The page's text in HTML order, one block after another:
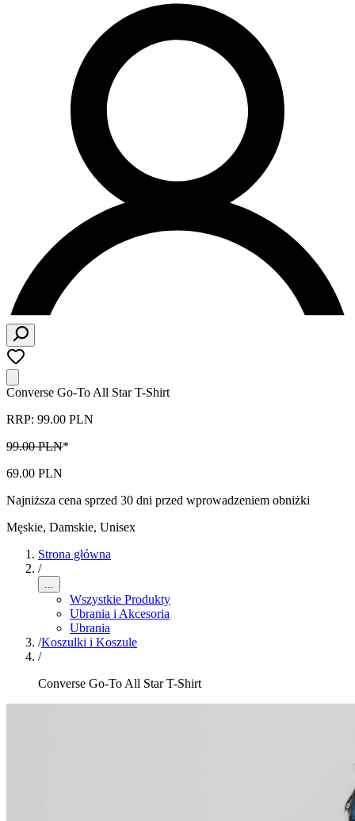
Converse Go-To All Star T-Shirt
RRP: 99.00 PLN
99.00 PLN*
69.00 PLN
Najniższa cena sprzed 30 dni przed wprowadzeniem obniżki
Męskie, Damskie, Unisex
Strona główna
/
...
Wszystkie Produkty
Ubrania i Akcesoria
Ubrania
/Koszulki i Koszule
/
Converse Go-To All Star T-Shirt